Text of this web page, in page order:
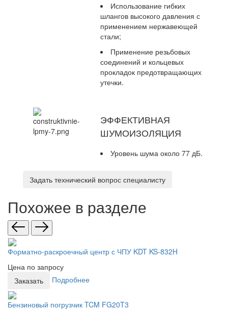
Использование гибких
шлангов высокого давления с
применением нержавеющей
стали;
Применение резьбовых
соединений и кольцевых
прокладок предотвращающих
утечки.
ЭФФЕКТИВНАЯ
ШУМОИЗОЛЯЦИЯ
Уровень шума около 77 дБ.
Задать технический вопрос специалисту
Похожее в разделе
Форматно-раскроечный центр с ЧПУ KDT KS-832H
Цена по запросу
Заказать
Подробнее
Бензиновый погрузчик TCM FG20T3